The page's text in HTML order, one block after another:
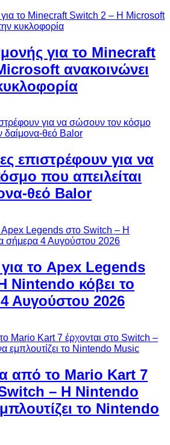
για το Minecraft
ανακοινώνει
επιστρέφουν για να
που απειλείται
θεό Balor
το Apex Legends
Nintendo κόβει το
Αυγούστου 2026
από το Mario Kart 7
– Η Nintendo
το Nintendo